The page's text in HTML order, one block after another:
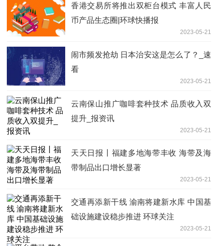
香港交易所将推出双柜台模式 丰富人民
币产品生态圈|环球快播报
2023-05-21
闹市频发抢劫 日本治安这是怎么了？_速
看
2023-05-21
云南保山推广咖啡套种技术 品质收入双
提升_报资讯
2023-05-21
天天日报丨福建多地海带丰收 海带及海
带制品出口增长显著
2023-05-21
交通再添新干线 渝南将建新水库 中国基
础设施建设稳步推进 环球关注
2023-05-21